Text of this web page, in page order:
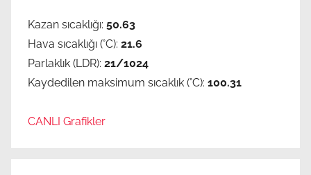
Kazan sıcaklığı: 50.63
Hava sıcaklığı (°C): 21.6
Parlaklık (LDR): 21/1024
Kaydedilen maksimum sıcaklık (°C): 100.31
CANLI Grafikler